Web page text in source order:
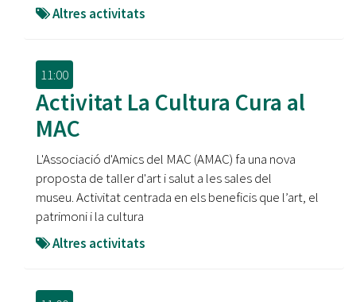
Altres activitats
11:00
Activitat La Cultura Cura al
MAC
L'Associació d'Amics del MAC (AMAC) fa una nova
proposta de taller d'art i salut a les sales del
museu. Activitat centrada en els beneficis que l’art, el
patrimoni i la cultura
Altres activitats